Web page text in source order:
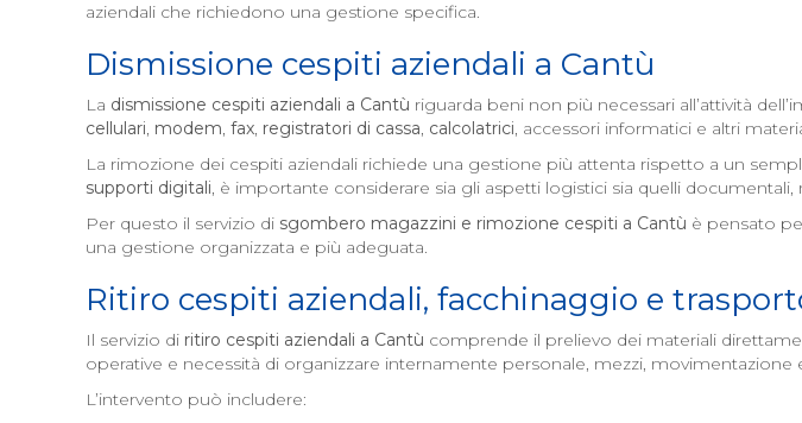
aziendali che richiedono una gestione specifica.
Dismissione cespiti aziendali a Cantù
La dismissione cespiti aziendali a Cantù riguarda beni non più necessari all’attività
cellulari, modem, fax, registratori di cassa, calcolatrici, accessori informatici e altri
La rimozione dei cespiti aziendali richiede una gestione più attenta rispetto a un
supporti digitali, è importante considerare sia gli aspetti logistici sia quelli documentali,
Per questo il servizio di sgombero magazzini e rimozione cespiti a Cantù è pensato
una gestione organizzata e più adeguata.
Ritiro cespiti aziendali, facchinaggio e
Il servizio di ritiro cespiti aziendali a Cantù comprende il prelievo dei materiali
operative e necessità di organizzare internamente personale, mezzi, movimentazione
L’intervento può includere: